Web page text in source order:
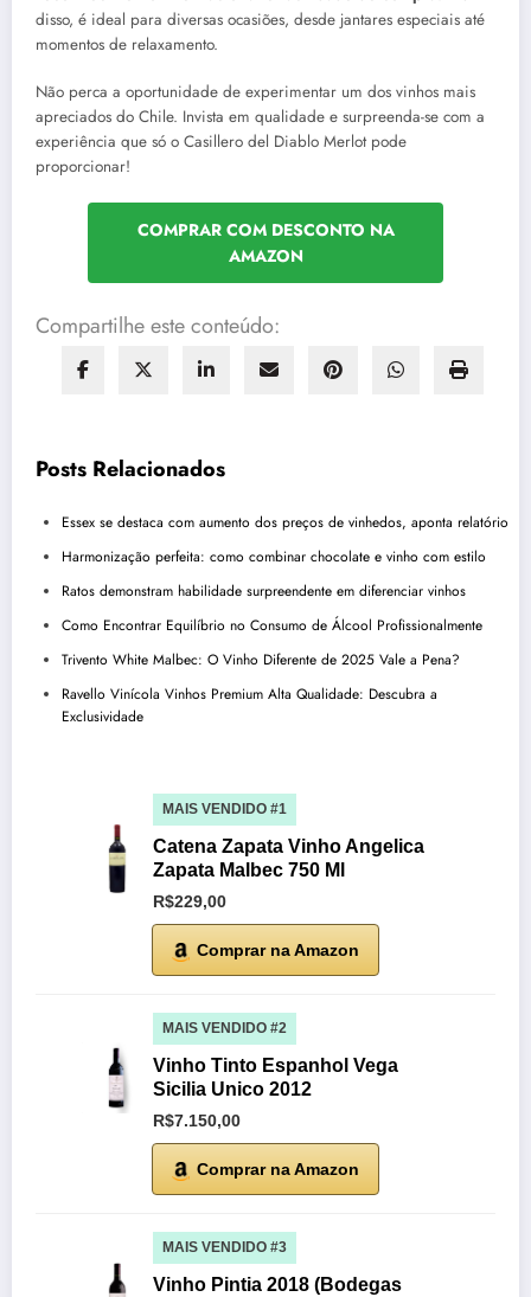
disso, é ideal para diversas ocasiões, desde jantares especiais até
momentos de relaxamento.
Não perca a oportunidade de experimentar um dos vinhos mais
apreciados do Chile. Invista em qualidade e surpreenda-se com a
experiência que só o Casillero del Diablo Merlot pode
proporcionar!
COMPRAR COM DESCONTO NA
AMAZON
Compartilhe este conteúdo:
Posts Relacionados
Essex se destaca com aumento dos preços de vinhedos, aponta relatório
Harmonização perfeita: como combinar chocolate e vinho com estilo
Ratos demonstram habilidade surpreendente em diferenciar vinhos
Como Encontrar Equilíbrio no Consumo de Álcool Profissionalmente
Trivento White Malbec: O Vinho Diferente de 2025 Vale a Pena?
Ravello Vinícola Vinhos Premium Alta Qualidade: Descubra a
Exclusividade
MAIS VENDIDO #1
Catena Zapata Vinho Angelica
Zapata Malbec 750 Ml
R$229,00
Comprar na Amazon
MAIS VENDIDO #2
Vinho Tinto Espanhol Vega
Sicilia Unico 2012
R$7.150,00
Comprar na Amazon
MAIS VENDIDO #3
Vinho Pintia 2018 (Bodegas